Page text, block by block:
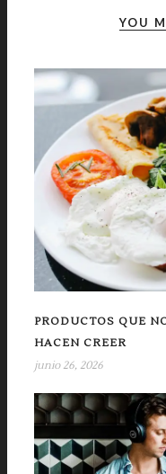
YOU
PRODUCTOS QUE
HACEN CREER
junio 26, 2026